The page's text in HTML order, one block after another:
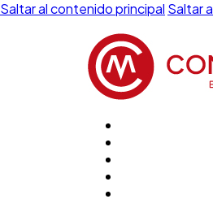
Saltar al contenido principal Saltar